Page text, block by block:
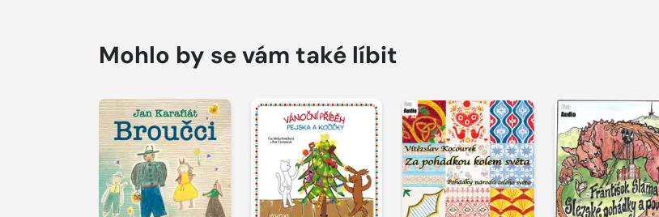
Mohlo by se vám také líbit
Přehrát
ukázku
Přehrát
ukázku
Přehrát
ukázku
Přehrát
ukázku